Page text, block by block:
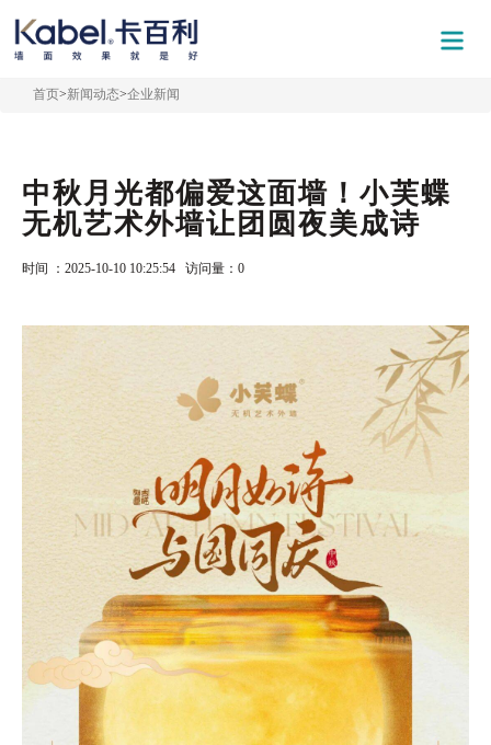
首页>新闻动态>企业新闻
中秋月光都偏爱这面墙！小芙蝶
无机艺术外墙让团圆夜美成诗
时间 ：2025-10-10 10:25:54 访问量： 0